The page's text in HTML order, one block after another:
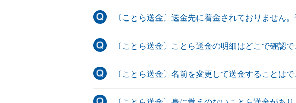
〔ことら送金〕送金先に着金されておりません
〔ことら送金〕ことら送金の明細はどこで確認で
〔ことら送金〕名前を変更して送金することは